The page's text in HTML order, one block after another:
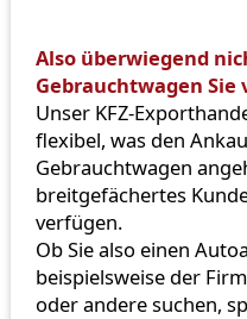
Also überwiegend
Gebrauchtwagen
Unser KFZ-
flexibel, was den
Gebrauchtwagen
breitgefächertes
verfügen.
Ob Sie also einen
beispielsweise der
oder andere suchen,